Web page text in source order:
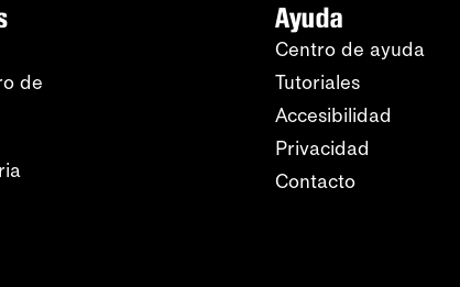
de
Ayuda
Centro de ayuda
Tutoriales
Accesibilidad
Privacidad
Contacto